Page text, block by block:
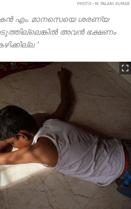
PHOTO • M. PALANI KUMAR
മകൻ എം. മാനസെയെ ശരണ്യ
അവൻ ഭക്ഷണം
’